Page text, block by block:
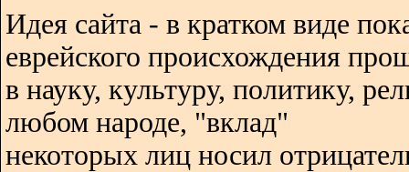
Идея сайта - в кратком виде
еврейского происхождения
в науку, культуру, политику,
любом народе, "вклад"
некоторых лиц носил